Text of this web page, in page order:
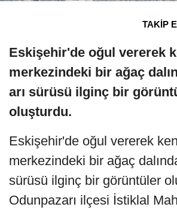
TAKİP
Eskişehir'de oğul vererek
merkezindeki bir ağaç
arı sürüsü ilginç bir
oluşturdu.
Eskişehir'de oğul vererek
merkezindeki bir ağaç
sürüsü ilginç bir görüntüler
Odunpazarı ilçesi İstiklal